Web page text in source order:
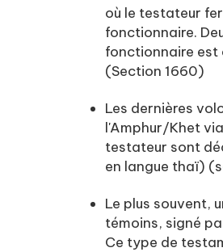
où le testateur
fonctionnaire.
fonctionnaire est
(Section 1660)
Les dernières
l'Amphur/Khet
testateur sont
en langue thaï)
Le plus souvent,
témoins, signé
Ce type de